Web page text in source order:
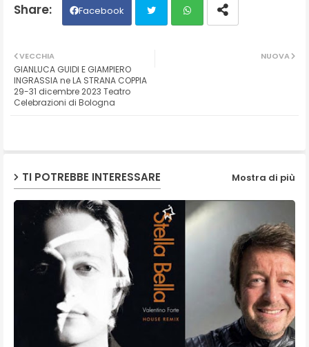
Facebook
NUOVA
VECCHIA
GIANLUCA GUIDI E GIAMPIERO
INGRASSIA ne LA STRANA COPPIA
29-31 dicembre 2023 Teatro
Celebrazioni di Bologna
TI POTREBBE INTERESSARE Mostra di più